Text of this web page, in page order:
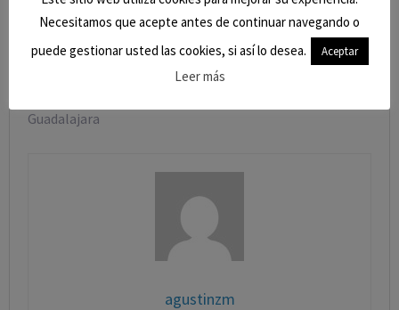
Abogado Col. 1862 ICA Guadalajara
Guadalajara
agustinzm
Necesitamos que acepte antes de continuar navegando o
puede gestionar usted las cookies, si así lo desea.
Aceptar
Leer más